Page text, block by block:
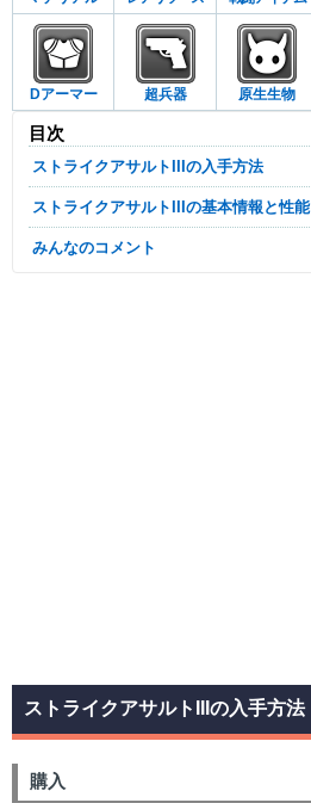
Dアーマー 超兵器 原生生物
目次
ストライクアサルトIIIの入手方法
ストライクアサルトIIIの基本情報と性能
みんなのコメント
ストライクアサルトIIIの入手方法
購入